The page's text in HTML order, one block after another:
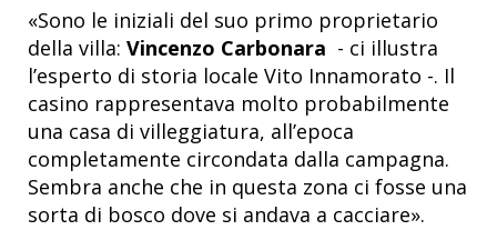
«Sono le iniziali del suo primo proprietario
della villa: Vincenzo Carbonara - ci illustra
l’esperto di storia locale Vito Innamorato -. Il
casino rappresentava molto probabilmente
una casa di villeggiatura, all’epoca
completamente circondata dalla campagna.
Sembra anche che in questa zona ci fosse una
sorta di bosco dove si andava a cacciare».